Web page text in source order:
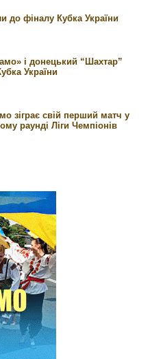
до фіналу Кубка України
і донецький “Шахтар”
України
зіграє свій перший матч у
раунді Ліги Чемпіонів